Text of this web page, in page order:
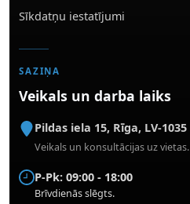
Sīkdatņu iestatījumi
SAZIŅA
Veikals un darba laiks
Pildas iela 15, Rīga, LV-1035
Veikals un konsultācijas uz vietas.
P-Pk: 09:00 - 18:00
Brīvdienās slēgts.